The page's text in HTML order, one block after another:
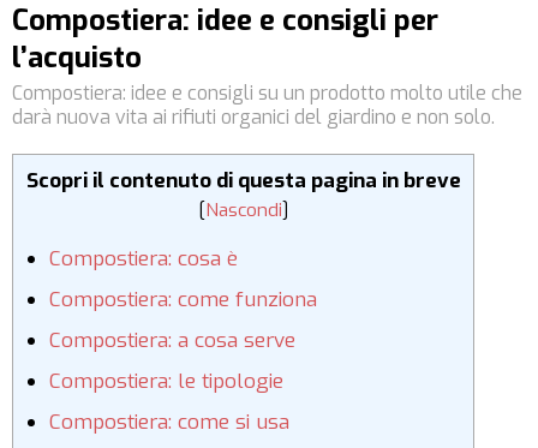
Compostiera: idee e consigli per
l’acquisto
Compostiera: idee e consigli su un prodotto molto utile che
darà nuova vita ai rifiuti organici del giardino e non solo.
Scopri il contenuto di questa pagina in breve
[Nascondi]
Compostiera: cosa è
Compostiera: come funziona
Compostiera: a cosa serve
Compostiera: le tipologie
Compostiera: come si usa